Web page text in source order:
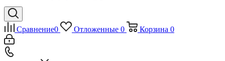
Сравнение0 Отложенные 0 Корзина 0